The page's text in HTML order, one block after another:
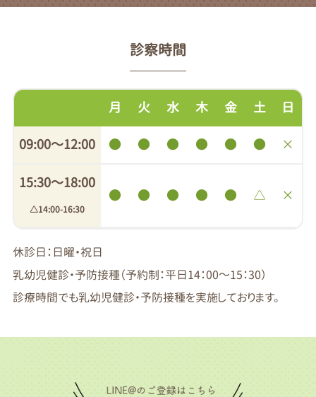
診察時間
月 火 水 木 金 土 日
09:00〜12:00 ● ● ● ● ● ● ×
15:30〜18:00
△14:00-16:30
● ● ● ● ● △ ×
休診日：日曜・祝日
乳幼児健診・予防接種（予約制：平日14：00～15：30）
診療時間でも乳幼児健診・予防接種を実施しております。